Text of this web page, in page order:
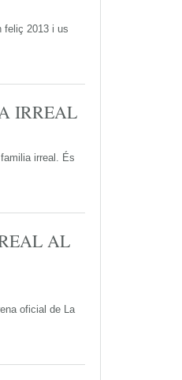
feliç 2013 i us
IRREAL
irreal. És
AL
oficial de La